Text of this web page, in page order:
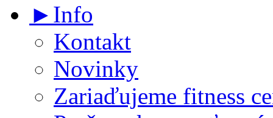
►Info
Kontakt
Novinky
Zariaďujeme fitness